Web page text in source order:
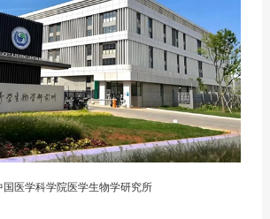
国医学科学院医学生物学研究所